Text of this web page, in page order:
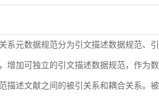
系元数据规范分为引文描述数据规范、
增加可独立的引文描述数据规范，作为数
描述文献之间的被引关系和耦合关系。